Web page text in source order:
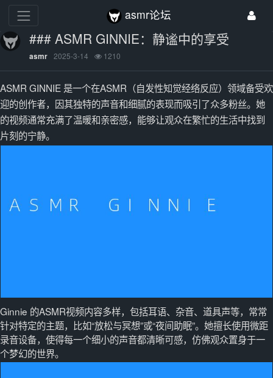
asmr论坛
### ASMR GINNIE：静谧中的享受
asmr 2025-3-14 1210
ASMR GINNIE 是一个在ASMR（自发性知觉经络反应）领域备受欢
迎的创作者，因其独特的声音和细腻的表现而吸引了众多粉丝。她
的视频通常充满了温暖和亲密感，能够让观众在繁忙的生活中找到
片刻的宁静。
Ginnie 的ASMR视频内容多样，包括耳语、杂音、道具声等，常常
针对特定的主题，比如“放松与冥想”或“夜间助眠”。她擅长使用微距
录音设备，使得每一个细小的声音都清晰可感，仿佛观众置身于一
个梦幻的世界。